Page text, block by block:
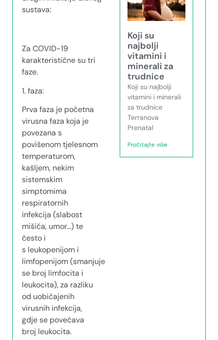
sustava:
Za COVID-19
karakteristične su tri
faze.
1. faza:
Prva faza je početna
virusna faza koja je
povezana s
povišenom tjelesnom
temperaturom,
kašljem, nekim
sistemskim
simptomima
respiratornih
infekcija (slabost
mišića, umor…) te
često i
s leukopenijom i
limfopenijom (smanjuje
se broj limfocita i
leukocita), za razliku
od uobičajenih
virusnih infekcija,
gdje se povećava
broj leukocita.
Koji su
najbolji
vitamini i
minerali za
trudnice
Koji su najbolji
vitamini i minerali
za trudnice
Terranova
Prenatal
Pročitajte više